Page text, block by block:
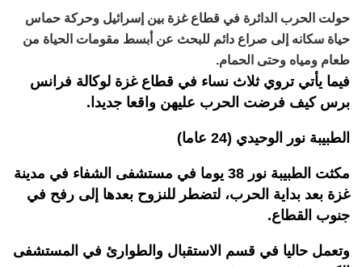
حولت الحرب الدائرة في قطاع غزة بين إسرائيل وحركة حماس
حياة سكانه إلى صراع دائم للبحث عن أبسط مقومات الحياة من
طعام ومياه وحتى الحمام.
فيما يأتي تروي ثلاث نساء في قطاع غزة لوكالة فرانس
برس كيف فرضت الحرب عليهن واقعا جديدا.
الطبيبة نور الوحيدي (24 عاما)
مكثت الطبيبة نور 38 يوما في مستشفى الشفاء في مدينة
غزة بعد بداية الحرب، لتضطر للنزوح بعدها إلى رفح في
جنوب القطاع.
وتعمل حاليا في قسم الاستقبال والطوارئ في المستشفى